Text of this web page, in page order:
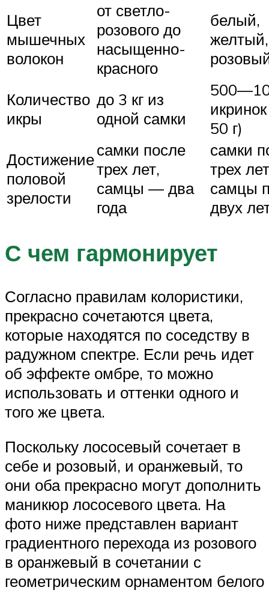
Цвет
мышечных
волокон
от светло-
розового до
насыщенно-
красного
белый,
желтый,
Количество
икры
до 3 кг из
одной самки
50 г)
Достижение
половой
зрелости
самки после
трех лет,
самцы — два
года
самки
трех
самцы
двух
С чем гармонирует
Согласно правилам колористики,
прекрасно сочетаются цвета,
которые находятся по соседству в
радужном спектре. Если речь идет
об эффекте омбре, то можно
использовать и оттенки одного и
того же цвета.
Поскольку лососевый сочетает в
себе и розовый, и оранжевый, то
они оба прекрасно могут дополнить
маникюр лососевого цвета. На
фото ниже представлен вариант
градиентного перехода из розового
в оранжевый в сочетании с
геометрическим орнаментом белого